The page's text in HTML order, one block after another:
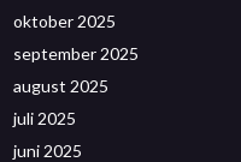
oktober 2025
september 2025
august 2025
juli 2025
juni 2025